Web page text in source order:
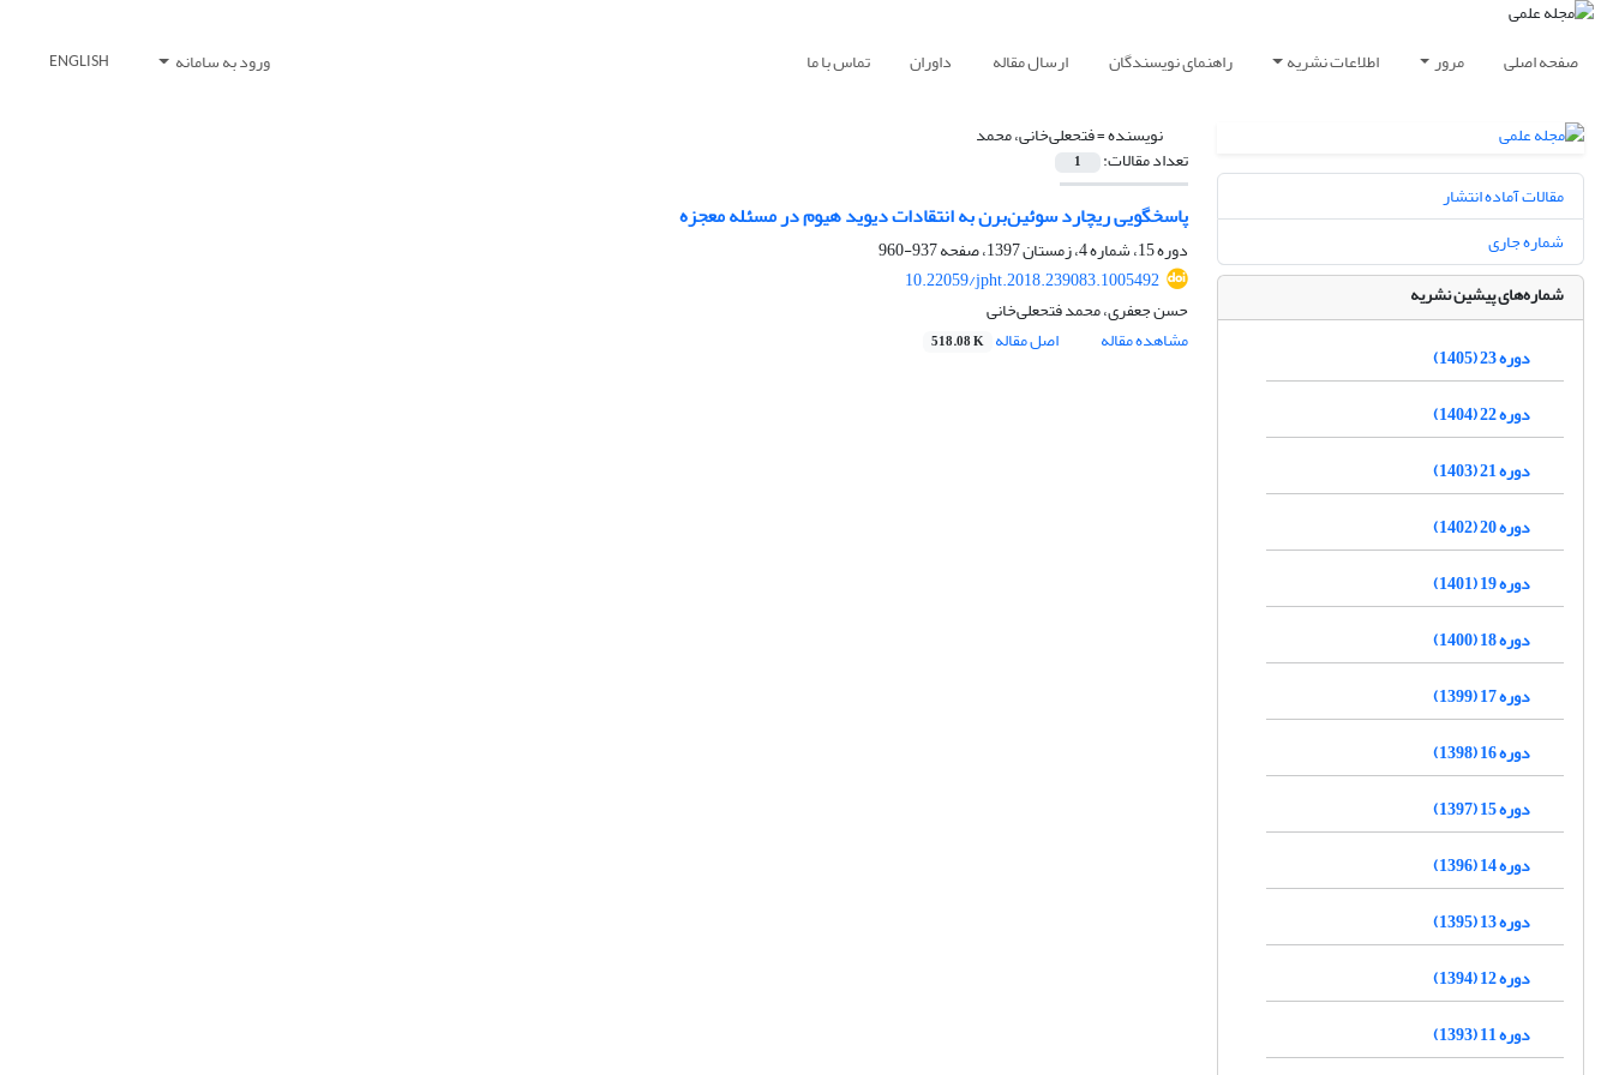
صفحه اصلی مرور اطلاعات نشریه راهنمای نویسندگان ارسال مقاله داوران تماس با ما ورود به سامانه ENGLISH
نویسنده =فتحعلی‌خانی، محمد
تعداد مقالات: 1
پاسخگویی ریچارد سوئین‌برن به انتقادات دیوید هیوم در مسئله معجزه
دوره 15، شماره 4، زمستان 1397، صفحه
937-960
10.22059/jpht.2018.239083.1005492
حسن جعفری، محمد فتحعلی‌خانی
مشاهده مقاله
اصل مقاله 518.08 K
مقالات آماده انتشار
شماره جاری
شماره‌های پیشین نشریه
دوره 23 (1405)
دوره 22 (1404)
دوره 21 (1403)
دوره 20 (1402)
دوره 19 (1401)
دوره 18 (1400)
دوره 17 (1399)
دوره 16 (1398)
دوره 15 (1397)
دوره 14 (1396)
دوره 13 (1395)
دوره 12 (1394)
دوره 11 (1393)